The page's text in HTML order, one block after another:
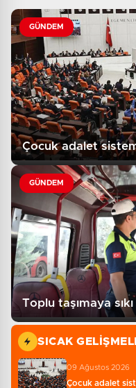
GÜNDEM
Çocuk adalet
GÜNDEM
Toplu taşımaya
SICAK
09 Ağustos 2026
Çocuk adalet